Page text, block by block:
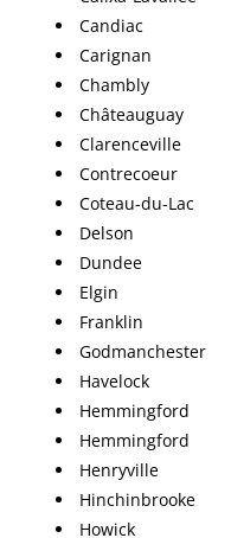
Candiac
Carignan
Chambly
Châteauguay
Clarenceville
Contrecoeur
Coteau-du-Lac
Delson
Dundee
Elgin
Franklin
Godmanchester
Havelock
Hemmingford
Hemmingford
Henryville
Hinchinbrooke
Howick